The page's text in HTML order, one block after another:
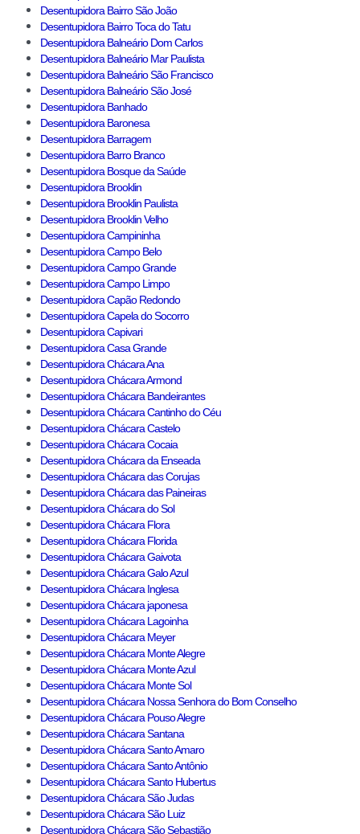
Desentupidora Bairro São João
Desentupidora Bairro Toca do Tatu
Desentupidora Balneário Dom Carlos
Desentupidora Balneário Mar Paulista
Desentupidora Balneário São Francisco
Desentupidora Balneário São José
Desentupidora Banhado
Desentupidora Baronesa
Desentupidora Barragem
Desentupidora Barro Branco
Desentupidora Bosque da Saúde
Desentupidora Brooklin
Desentupidora Brooklin Paulista
Desentupidora Brooklin Velho
Desentupidora Campininha
Desentupidora Campo Belo
Desentupidora Campo Grande
Desentupidora Campo Limpo
Desentupidora Capão Redondo
Desentupidora Capela do Socorro
Desentupidora Capivari
Desentupidora Casa Grande
Desentupidora Chácara Ana
Desentupidora Chácara Armond
Desentupidora Chácara Bandeirantes
Desentupidora Chácara Cantinho do Céu
Desentupidora Chácara Castelo
Desentupidora Chácara Cocaia
Desentupidora Chácara da Enseada
Desentupidora Chácara das Corujas
Desentupidora Chácara das Paineiras
Desentupidora Chácara do Sol
Desentupidora Chácara Flora
Desentupidora Chácara Florida
Desentupidora Chácara Gaivota
Desentupidora Chácara Galo Azul
Desentupidora Chácara Inglesa
Desentupidora Chácara japonesa
Desentupidora Chácara Lagoinha
Desentupidora Chácara Meyer
Desentupidora Chácara Monte Alegre
Desentupidora Chácara Monte Azul
Desentupidora Chácara Monte Sol
Desentupidora Chácara Nossa Senhora do Bom Conselho
Desentupidora Chácara Pouso Alegre
Desentupidora Chácara Santana
Desentupidora Chácara Santo Amaro
Desentupidora Chácara Santo Antônio
Desentupidora Chácara Santo Hubertus
Desentupidora Chácara São Judas
Desentupidora Chácara São Luiz
Desentupidora Chácara São Sebastião